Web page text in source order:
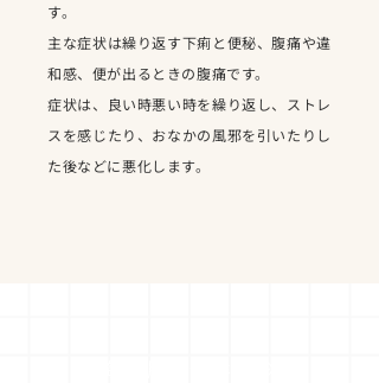
す。
主な症状は繰り返す下痢と便秘、腹痛や違
和感、便が出るときの腹痛です。
症状は、良い時悪い時を繰り返し、ストレ
スを感じたり、おなかの風邪を引いたりし
た後などに悪化します。